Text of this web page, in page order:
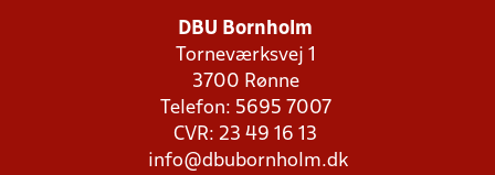
DBU Bornholm
Torneværksvej 1
3700 Rønne
Telefon: 5695 7007
CVR: 23 49 16 13
info@dbubornholm.dk